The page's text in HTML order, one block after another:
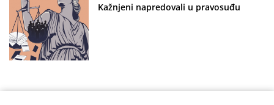
Kažnjeni napredovali u pravosuđu